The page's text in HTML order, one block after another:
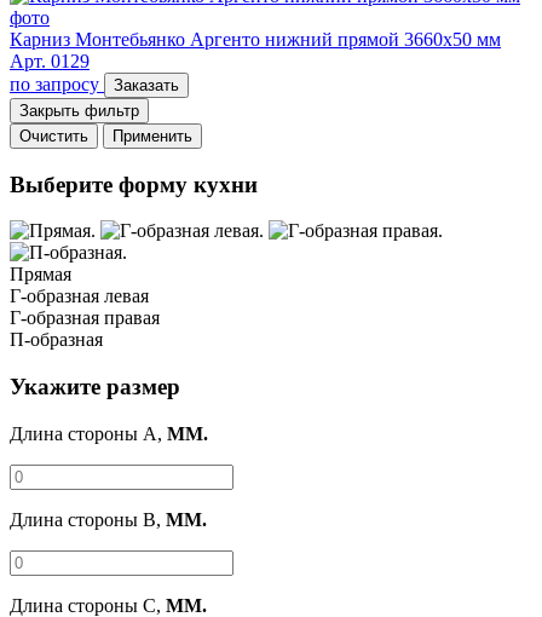
Карниз Монтебьянко Аргенто нижний прямой 3660х50 мм
Арт. 0129
по запросу
Заказать
Закрыть фильтр
Очистить
Применить
Выберите форму кухни
Прямая
Г-образная левая
Г-образная правая
П-образная
Укажите размер
Длина стороны A, ММ.
Длина стороны B, ММ.
Длина стороны C, ММ.